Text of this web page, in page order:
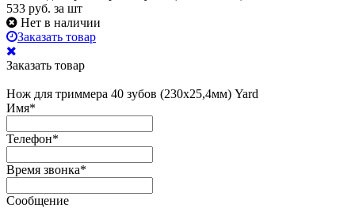
533 руб. за шт
Нет в наличии
Заказать товар
Заказать товар
Нож для триммера 40 зубов (230х25,4мм) Yard
Имя*
Телефон*
Время звонка*
Сообщение